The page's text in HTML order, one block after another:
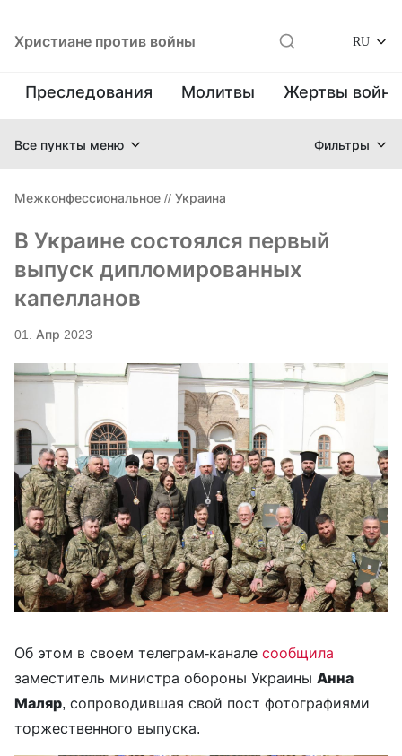
Христиане против войны RU
Преследования Молитвы Жертвы
Все пункты меню Фильтры
Межконфессиональное // Украина
В Украине состоялся первый
выпуск дипломированных
капелланов
01. Апр 2023
Об этом в своем телеграм-канале сообщила
заместитель министра обороны Украины Анна
Маляр, сопроводившая свой пост фотографиями
торжественного выпуска.